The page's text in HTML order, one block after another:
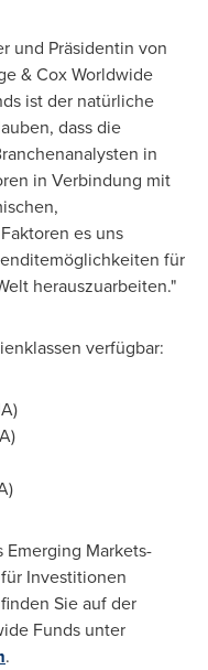
und Präsidentin von
& Cox Worldwide
ist der natürliche
dass die
in
in Verbindung mit
es uns
für
herauszuarbeiten."
verfügbar:
Markets-
Investitionen
Sie auf der
Funds unter
.